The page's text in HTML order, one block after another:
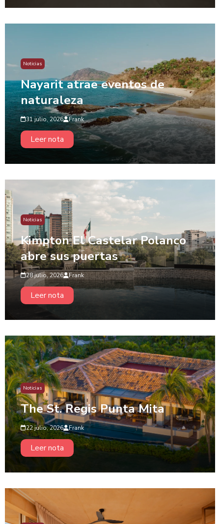
Noticias
Nayarit atrae eventos de
naturaleza
31 julio, 2026 Frank
Leer nota
Noticias
Kimpton El Castelar Polanco
abre sus puertas
28 julio, 2026 Frank
Leer nota
Noticias
The St. Regis Punta Mita
22 julio, 2026 Frank
Leer nota